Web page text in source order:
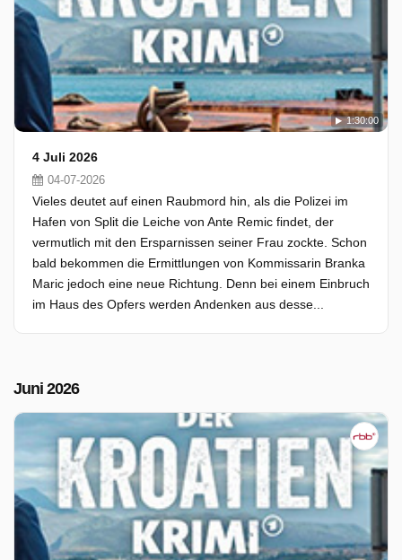
1:30:00
4 Juli 2026
04-07-2026
Vieles deutet auf einen Raubmord hin, als die Polizei im
Hafen von Split die Leiche von Ante Remic findet, der
vermutlich mit den Ersparnissen seiner Frau zockte. Schon
bald bekommen die Ermittlungen von Kommissarin Branka
Maric jedoch eine neue Richtung. Denn bei einem Einbruch
im Haus des Opfers werden Andenken aus desse...
Juni 2026